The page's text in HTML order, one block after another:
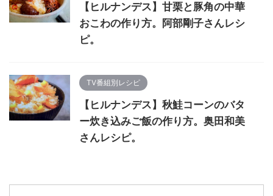
【ヒルナンデス】甘栗と豚角の中華
おこわの作り方。阿部剛子さんレシ
ピ。
TV番組別レシピ
【ヒルナンデス】秋鮭コーンのバタ
ー炊き込みご飯の作り方。奥田和美
さんレシピ。